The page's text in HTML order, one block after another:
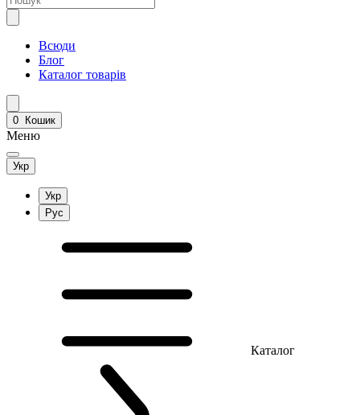
Всюди
Блог
Каталог товарів
0 Кошик
Меню
Укр
Укр
Рус
Каталог